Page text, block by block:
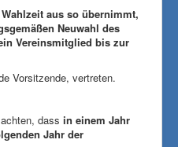
aus so übernimmt,
Neuwahl des
Vereinsmitglied bis zur
Vorsitzende, vertreten.
dass in einem Jahr
Jahr der